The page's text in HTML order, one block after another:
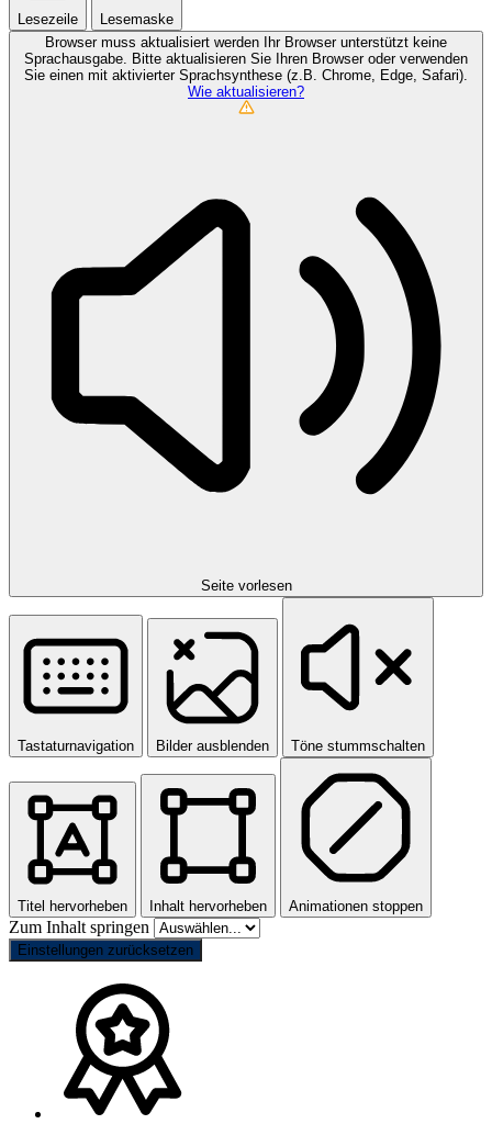
Lesezeile
Lesemaske
Browser muss aktualisiert werden
Ihr Browser unterstützt keine
Sprachausgabe. Bitte aktualisieren Sie Ihren Browser oder verwenden
Sie einen mit aktivierter Sprachsynthese (z.B. Chrome, Edge, Safari).
Wie aktualisieren?
Seite vorlesen
Tastaturnavigation Bilder ausblenden Töne stummschalten
Titel hervorheben Inhalt hervorheben Animationen stoppen
Zum Inhalt springen
Einstellungen zurücksetzen